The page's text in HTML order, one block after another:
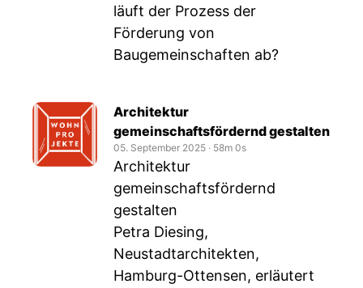
läuft der Prozess der
Förderung von
Baugemeinschaften ab?
Architektur
gemeinschaftsfördernd gestalten
05. September 2025 ‧ 58m 0s
Architektur
gemeinschaftsfördernd
gestalten
Petra Diesing,
Neustadtarchitekten,
Hamburg-Ottensen, erläutert